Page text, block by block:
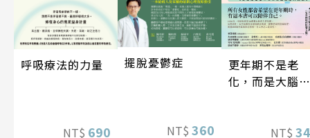
呼吸療法的力量
NT$ 690
擺脫憂鬱症
NT$ 360
更年期不是老
化，而是大腦重
NT$